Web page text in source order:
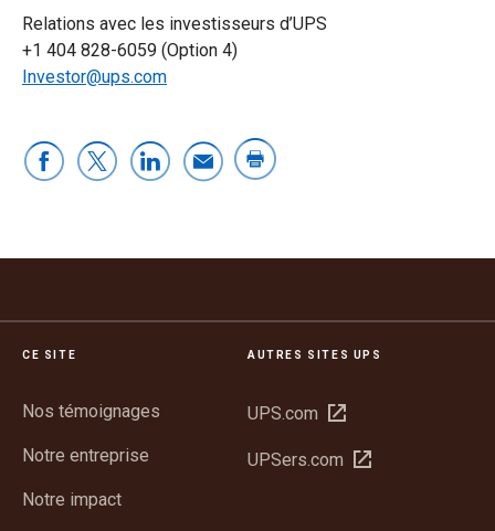
Relations avec les investisseurs d’UPS
+1 404 828-6059 (Option 4)
Investor@ups.com
CE SITE
Nos témoignages
Notre entreprise
Notre impact
AUTRES SITES UPS
UPS.com Ouvrir
une
UPSers.com Ouvrir